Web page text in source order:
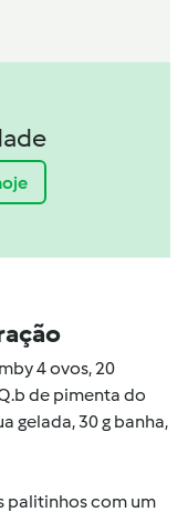
4 ovos, 20
de pimenta do
gelada, 30 g banha,
palitinhos com um